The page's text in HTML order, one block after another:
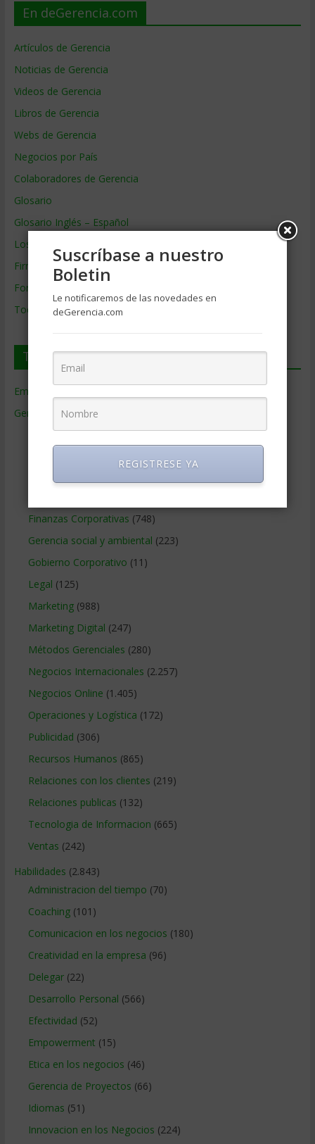
En deGerencia.com
Artículos de Gerencia
Noticias de Gerencia
Videos de Gerencia
Libros de Gerencia
Webs de Gerencia
Negocios por País
Colaboradores de Gerencia
Glosario
Glosario Inglés – Español
Los mejores MBA
Firmas de Gerencia
Formación de Gerencia
Todos los Temas
Temas de Gerencia
Empresas de Gerencia
Gerencia
(9.477)
Ciencias Económicas(80)
Finanzas Corporativas (748)
Gerencia social y ambiental (223)
Gobierno Corporativo (11)
Legal (125)
Marketing(988)
Marketing Digital (247)
Métodos Gerenciales (280)
Negocios Internacionales (2.257)
Negocios Online (1.405)
Operaciones y Logística (172)
Publicidad (306)
Recursos Humanos (865)
Relaciones con los clientes (219)
Relaciones publicas (132)
Tecnologia de Informacion (665)
Ventas (242)
Habilidades (2.843)
Administracion del tiempo (70)
Coaching(101)
Comunicacion en los negocios (180)
Creatividad en la empresa (96)
Delegar(22)
Desarrollo Personal (566)
Efectividad (52)
Empowerment (15)
Etica en los negocios (46)
Gerencia de Proyectos (66)
Idiomas (51)
Innovacion en los Negocios (224)
Suscríbase a nuestro
Boletin
Le notificaremos de las novedades en
deGerencia.com
REGISTRESE YA